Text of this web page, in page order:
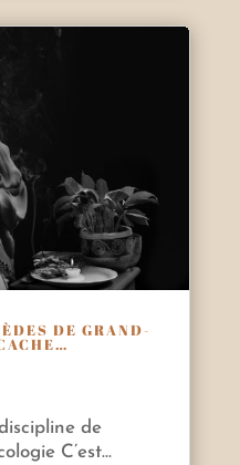
DE GRAND-
de
C’est...